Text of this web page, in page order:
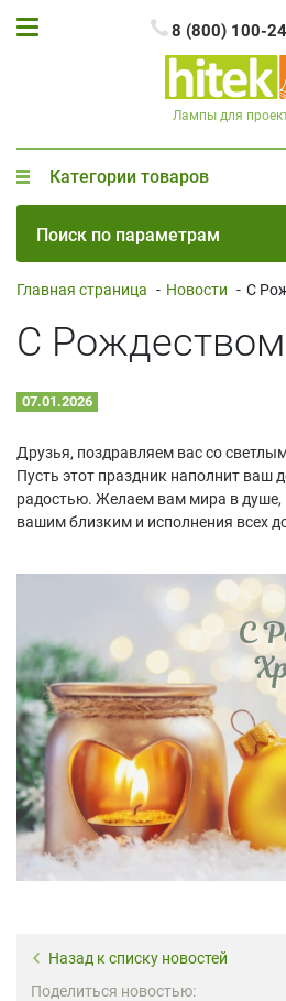
8 (800) 100-
Лампы для
Категории товаров
Поиск по параметрам
Главная страница - Новости - С
С
07.01.2026
Друзья, поздравляем вас со
Пусть этот праздник наполнит ваш
радостью. Желаем вам мира в душе,
вашим близким и исполнения всех
Назад к списку новостей
Поделиться новостью: